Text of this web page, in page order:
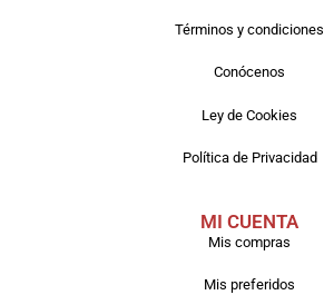
Términos y condiciones
Conócenos
Ley de Cookies
Política de Privacidad
MI CUENTA
Mis compras
Mis preferidos